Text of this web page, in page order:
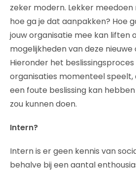
zeker modern. Lekker
hoe ga je dat aanpakken? Hoe
jouw organisatie mee kan liften
mogelijkheden van deze
Hieronder het
organisaties momenteel speelt,
een foute beslissing kan
zou kunnen doen.
Intern?
Intern is er geen kennis van
behalve bij een aantal